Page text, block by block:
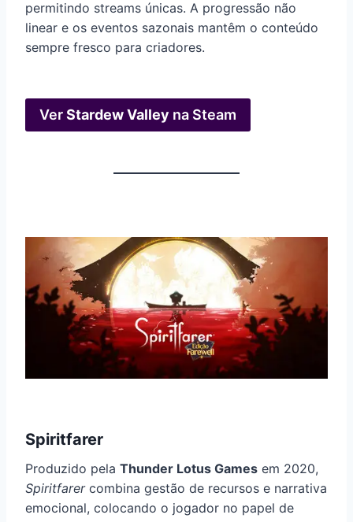
permitindo streams únicas. A progressão não
linear e os eventos sazonais mantêm o conteúdo
sempre fresco para criadores.
VerStardew Valley na Steam
Spiritfarer
Produzido pela Thunder Lotus Games em 2020,
Spiritfarercombina gestão de recursos e narrativa
emocional, colocando o jogador no papel de